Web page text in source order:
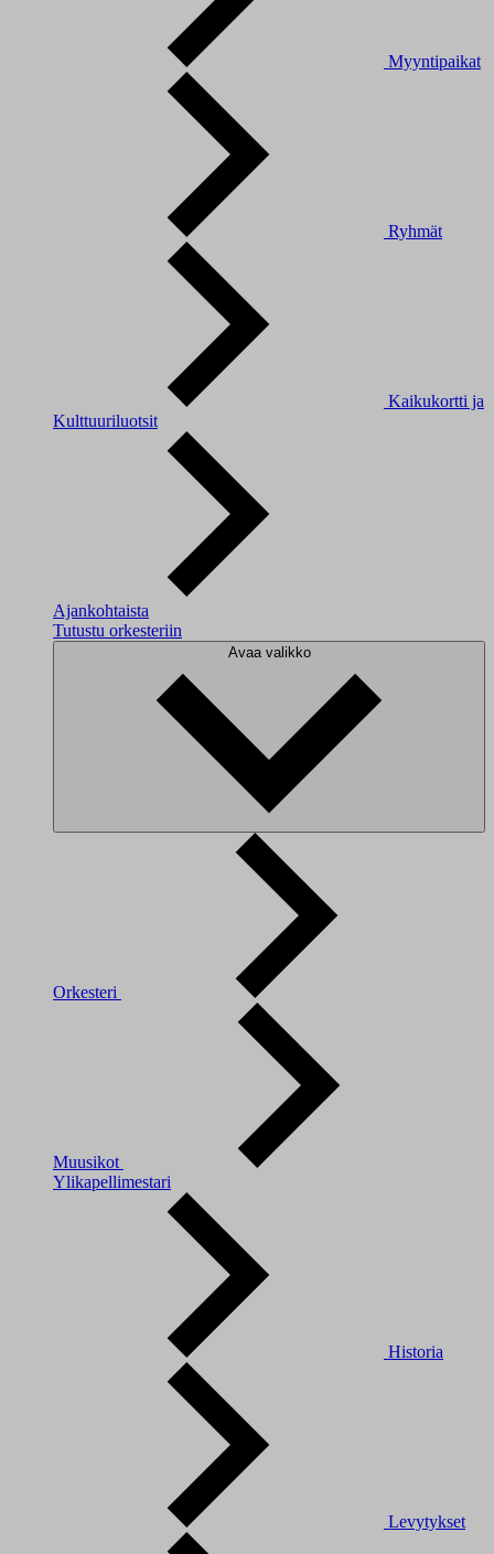
Myyntipaikat
Ryhmät
Kaikukortti ja
Kulttuuriluotsit
Ajankohtaista
Tutustu orkesteriin
Avaa valikko
Orkesteri
Muusikot
Ylikapellimestari
Historia
Levytykset